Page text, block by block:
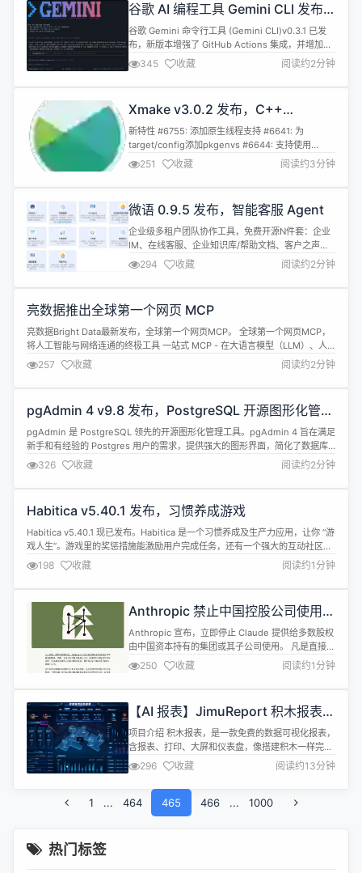
本。具体更新内容包括： Core 更新了 c...
谷歌 AI 编程工具 Gemini CLI 发布
v0.3.1
谷歌 Gemini 命令行工具 (Gemini CLI)v0.3.1 已发
布，新版本增强了 GitHub Actions 集成，并增加了
自定义主题和交互体验优化。 GitHub Actions 集成
升级至 v0.1.12，官方提供可直接复用的工作流示例
库 支持在 issue 与 Pull Request 中自动触发代码审
345 收藏 阅读约2分钟
Xmake v3.0.2 发布，C++
Modules 改进和 Native thread 支
持
新特性 #6755: 添加原生线程支持 #6641: 为
target/config添加pkgenvs #6644: 支持使用
clang 编译 .def 文件 #6695: 为 inf2cat 添
加/uselocaltime参数 #6709: 支持 wasm64 架构
#6737: 为 cython 规则添加 python 存根文件扩展
251 收藏 阅读约3分钟
微语 0.9.5 发布，智能客服 Agent
企业级多租户团队协作工具，免费开源N件套：企业
IM、在线客服、企业知识库/帮助文档、客户之声、
工单系统、AI对话、工作流、呼叫中心、视频客服、
开放平台。 语言 English 中文 管理端 多渠道 客服端
介绍 企业IM 局域网即时通讯 企业成员管理 聊天记录
智能体，对接自有数据，自动执行操作 ....
294 收藏 阅读约2分钟
亮数据推出全球第一个网页 MCP
亮数据Bright Data最新发布，全球第一个网页MCP。 全球第一个网页MCP，
将人工智能与网络连通的终极工具 一站式 MCP - 在大语言模型（LLM）、人
工智能代理和应用程序顺畅访问、搜索、爬取和浏览实时网络数据期间提供强
大支持，同时规避封禁。几分钟即可启动，轻松扩展。 支持所有主流的大型语
言模型（LLMs）和集成开发环境（IDEs），包括本地部署...
257 收藏 阅读约2分钟
pgAdmin 4 v9.8 发布，PostgreSQL 开源图形化管理
工具
pgAdmin 是 PostgreSQL 领先的开源图形化管理工具。pgAdmin 4 旨在满足
新手和有经验的 Postgres 用户的需求，提供强大的图形界面，简化了数据库
对象的创建、维护和使用。 pgAdmin 4 v9.8 现已发布，此版本修复了 10 个
错误并新增了一些功能。一些更新亮点包括： Features 添加truncating
foreig...
326 收藏 阅读约2分钟
Habitica v5.40.1 发布，习惯养成游戏
Habitica v5.40.1 现已发布。Habitica 是一个习惯养成及生产力应用，让你 “游
戏人生”。游戏里的奖惩措施能激励用户完成任务，还有一个强大的互动社区为
完成任务提供好建议，帮助达成目标，变得健康、勤奋与快乐。 此版本更新内
容如下： API Chore：Locale files 已更新 Client 修复：尝试归档事件时将分
析加载移至按需步骤...
198 收藏 阅读约1分钟
Anthropic 禁止中国控股公司使用其
AI 服务
Anthropic 宣布，立即停止 Claude 提供给多数股权
由中国资本持有的集团或其子公司使用。 凡是直接或
间接由中国实体控制（占股比例超过 50%）的企
业，不再被允许使用 Anthropic 的服务。该政策不
仅适用于中国大陆公司，也包括那些在境外设立的子
织。 Anthropic 在其官网公告中表示，此举为应...
250 收藏 阅读约1分钟
【AI 报表】JimuReport 积木报表
v2.1.3 版本发布，免费的可视化报
表和大屏
项目介绍 积木报表，是一款免费的数据可视化报表，
含报表、打印、大屏和仪表盘，像搭建积木一样完全
在线设计！功能涵盖：复杂报表、打印设计、图表报
表、门户设计、大屏设计等！ 分两大模块：
JimuReport 侧重传统复杂报表和打印、 JimuBI 侧
重数据大屏和仪表盘可视化设计！ JimuReport 采用
Web 版报表设计器，类 Excel 操作风格，通过拖
296 收藏 阅读约13分钟
1 ... 464 465 466 ... 1000
热门标签